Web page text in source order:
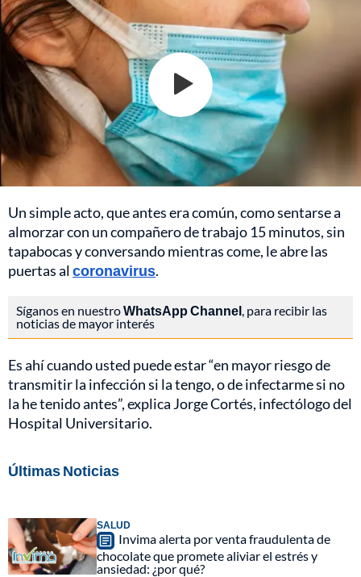
Un simple acto, que antes era común, como sentarse a
almorzar con un compañero de trabajo 15 minutos, sin
tapabocas y conversando mientras come, le abre las
puertas alcoronavirus.
Síganos en nuestroWhatsApp Channel , para recibir las
noticias de mayor interés
Es ahí cuando usted puede estar “en mayor riesgo de
transmitir la infección si la tengo, o de infectarme si no
la he tenido antes”, explica Jorge Cortés, infectólogo del
Hospital Universitario.
Últimas Noticias
SALUD
Invima alerta por venta fraudulenta de
chocolate que promete aliviar el estrés y
ansiedad: ¿por qué?